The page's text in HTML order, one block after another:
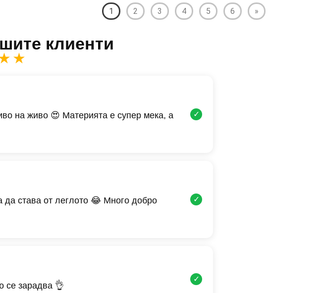
1 2 3 4 5 6 »
клиенти
на живо 😍 Материята е супер мека, а
✓
става от леглото 😂 Много добро
✓
се зарадва 👌
✓